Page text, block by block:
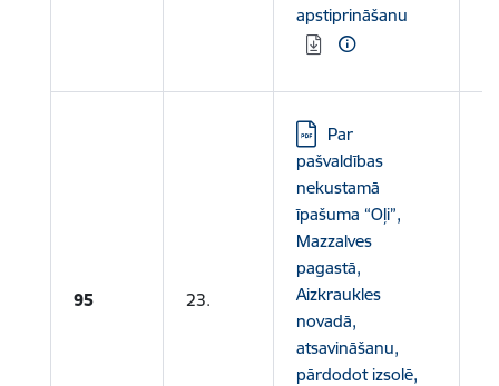
apstiprināšanu
95 23.
Lejupielādēt:
Par
pašvaldības
nekustamā
īpašuma “Oļi”,
Mazzalves
pagastā,
Aizkraukles
novadā,
atsavināšanu,
pārdodot izsolē,